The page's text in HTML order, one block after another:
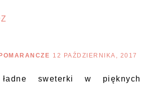
12 PAŹDZIERNIKA, 2017
sweterki w pięknych